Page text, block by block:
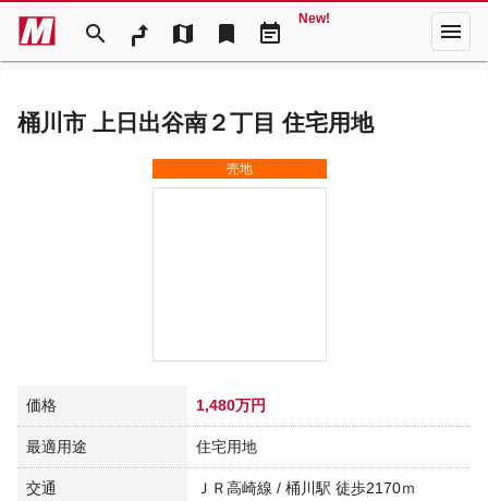
search map bookmark event_note
New! menu
桶川市 上日出谷南２丁目 住宅用地
売地
価格 1,480万円
最適用途 住宅用地
交通 ＪＲ高崎線 / 桶川駅 徒歩2170ｍ